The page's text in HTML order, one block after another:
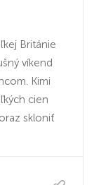
Británie
víkend
Kimi
cien
skloniť